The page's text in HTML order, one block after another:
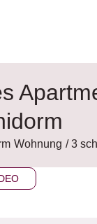
Wohnung / 3